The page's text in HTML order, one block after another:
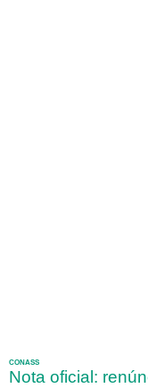
CONASS
Nota oficial: